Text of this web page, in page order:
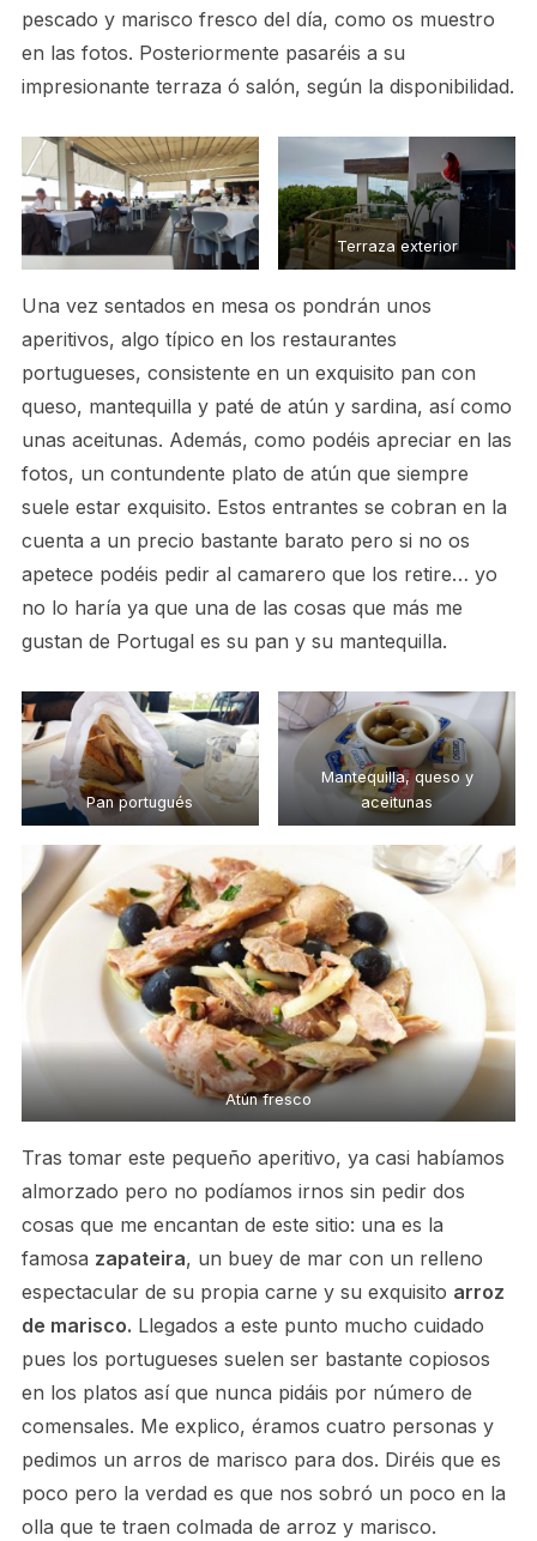
pescado y marisco fresco del día, como os muestro
en las fotos. Posteriormente pasaréis a su
impresionante terraza ó salón, según la disponibilidad.
Terraza exterior
Una vez sentados en mesa os pondrán unos
aperitivos, algo típico en los restaurantes
portugueses, consistente en un exquisito pan con
queso, mantequilla y paté de atún y sardina, así como
unas aceitunas. Además, como podéis apreciar en las
fotos, un contundente plato de atún que siempre
suele estar exquisito. Estos entrantes se cobran en la
cuenta a un precio bastante barato pero si no os
apetece podéis pedir al camarero que los retire… yo
no lo haría ya que una de las cosas que más me
gustan de Portugal es su pan y su mantequilla.
Pan portugués
Mantequilla, queso y
aceitunas
Atún fresco
Tras tomar este pequeño aperitivo, ya casi habíamos
almorzado pero no podíamos irnos sin pedir dos
cosas que me encantan de este sitio: una es la
famosa zapateira, un buey de mar con un relleno
espectacular de su propia carne y su exquisito arroz
de marisco. Llegados a este punto mucho cuidado
pues los portugueses suelen ser bastante copiosos
en los platos así que nunca pidáis por número de
comensales. Me explico, éramos cuatro personas y
pedimos un arros de marisco para dos. Diréis que es
poco pero la verdad es que nos sobró un poco en la
olla que te traen colmada de arroz y marisco.